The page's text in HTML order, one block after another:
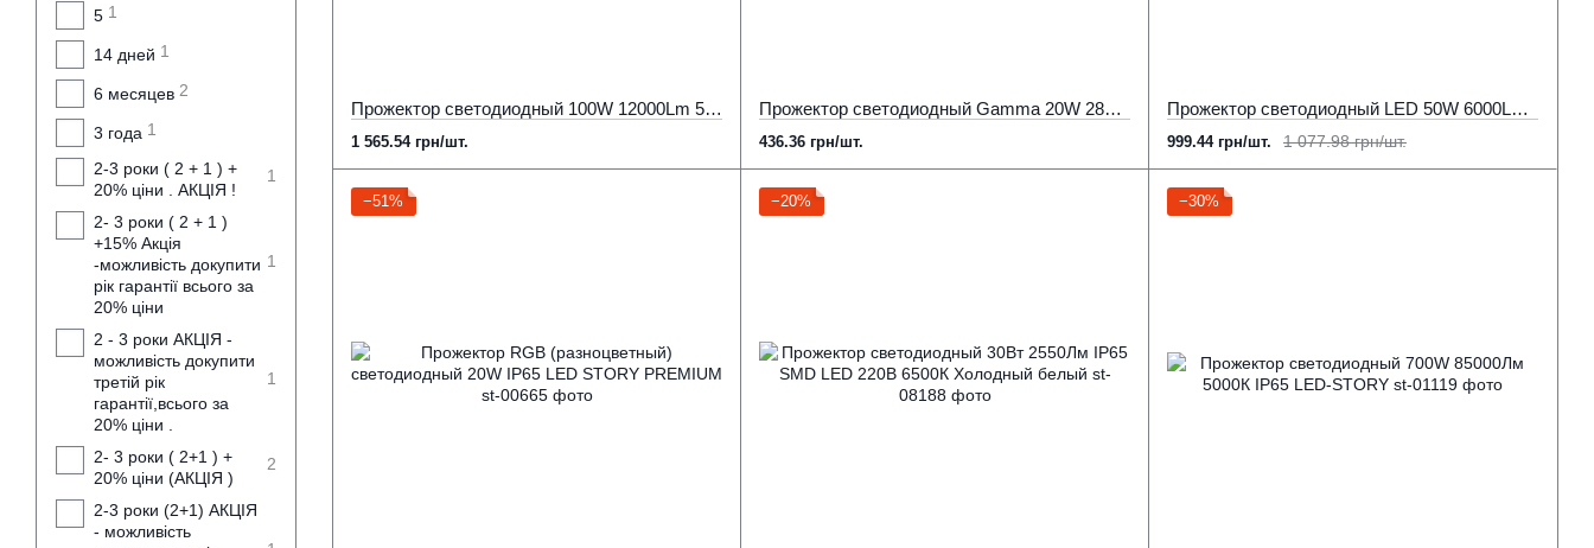
Прожектор светодиодный 100W 12000Lm 5000К IP65 LED-STORY
1 565.54 грн/шт.
Прожектор светодиодный Gamma 20W 2800Lm 5000К LED-STORY
436.36 грн/шт.
Прожектор светодиодный LED 50W 6000Lm 5000К IP65 LED-STORY
1 077.98 грн/шт.
999.44 грн/шт.
−51% −20% −30%
5 1
14 дней 1
6 месяцев 2
3 года 1
2-3 роки ( 2 + 1 ) +
20% ціни . АКЦІЯ !
1
2- 3 роки ( 2 + 1 )
+15% Акція
-можливість докупити
рік гарантії всього за
20% ціни
1
2 - 3 роки АКЦІЯ -
можливість докупити
третій рік
гарантії,всього за
20% ціни .
1
2- 3 роки ( 2+1 ) +
20% ціни (АКЦІЯ )
2
2-3 роки (2+1) АКЦІЯ
- можливість